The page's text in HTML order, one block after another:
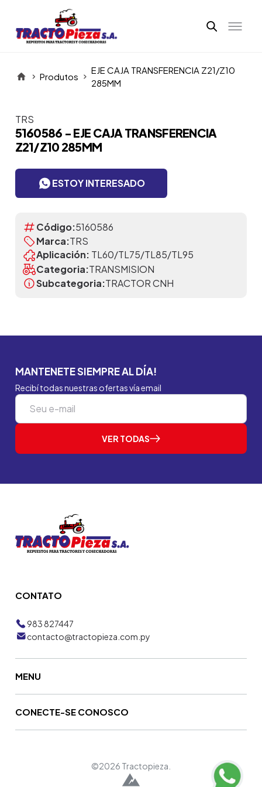
Produtos
EJE CAJA TRANSFERENCIA Z21/Z10
285MM
TRS
5160586 - EJE CAJA TRANSFERENCIA
Z21/Z10 285MM
ESTOY INTERESADO
Código:5160586
Marca:TRS
Aplicación: TL60/TL75/TL85/TL95
Categoria:TRANSMISION
Subcategoria:TRACTOR CNH
MANTENETE SIEMPRE AL DÍA!
Recibí todas nuestras ofertas vía email
VER TODAS
CONTATO
983 827447
contacto@tractopieza.com.py
MENU
CONECTE-SE CONOSCO
©2026 Tractopieza.